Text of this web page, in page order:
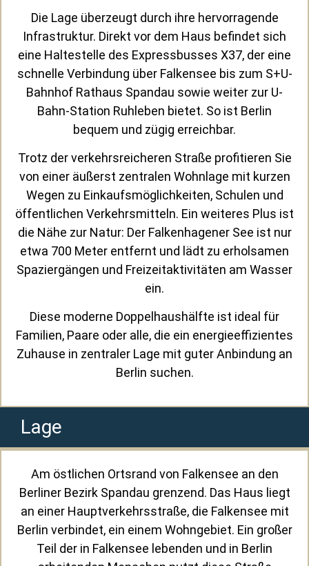
Die Lage überzeugt durch ihre hervorragende
Infrastruktur. Direkt vor dem Haus befindet sich
eine Haltestelle des Expressbusses X37, der eine
schnelle Verbindung über Falkensee bis zum S+U-
Bahnhof Rathaus Spandau sowie weiter zur U-
Bahn-Station Ruhleben bietet. So ist Berlin
bequem und zügig erreichbar.
Trotz der verkehrsreicheren Straße profitieren Sie
von einer äußerst zentralen Wohnlage mit kurzen
Wegen zu Einkaufsmöglichkeiten, Schulen und
öffentlichen Verkehrsmitteln. Ein weiteres Plus ist
die Nähe zur Natur: Der Falkenhagener See ist nur
etwa 700 Meter entfernt und lädt zu erholsamen
Spaziergängen und Freizeitaktivitäten am Wasser
ein.
Diese moderne Doppelhaushälfte ist ideal für
Familien, Paare oder alle, die ein energieeffizientes
Zuhause in zentraler Lage mit guter Anbindung an
Berlin suchen.
Lage
Am östlichen Ortsrand von Falkensee an den
Berliner Bezirk Spandau grenzend. Das Haus liegt
an einer Hauptverkehrsstraße, die Falkensee mit
Berlin verbindet, ein einem Wohngebiet. Ein großer
Teil der in Falkensee lebenden und in Berlin